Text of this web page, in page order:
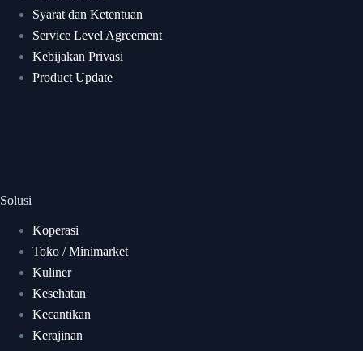
Syarat dan Ketentuan
Service Level Agreement
Kebijakan Privasi
Product Update
Solusi
Koperasi
Toko / Minimarket
Kuliner
Kesehatan
Kecantikan
Kerajinan